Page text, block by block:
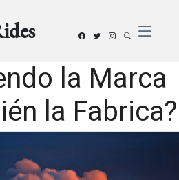
la Marca
la Fabrica?